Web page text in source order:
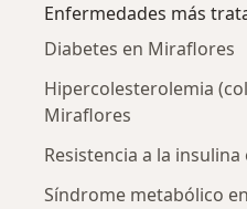
Enfermedades más
Diabetes en Miraflores
Hipercolesterolemia
Miraflores
Resistencia a la
Síndrome metabólico